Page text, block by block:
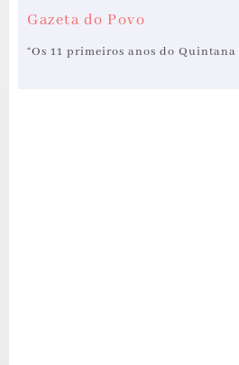
Gazeta do Povo
“Os 11 primeiros anos do Quintana